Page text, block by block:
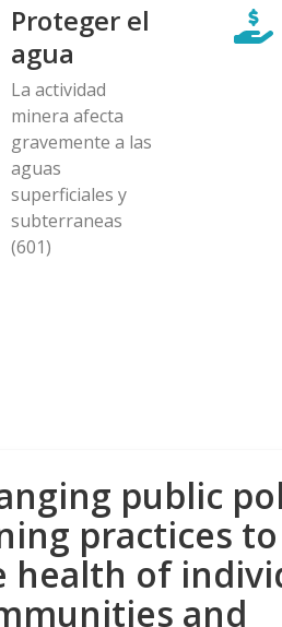
Proteger el
agua
La actividad
minera afecta
gravemente a las
aguas
superficiales y
subterraneas
(601)
public
practices
health of
and